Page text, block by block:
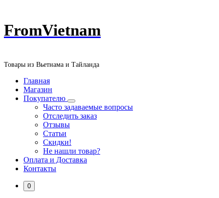
Перейти
к
FromVietnam
Товары из Вьетнама и Тайланда
Главная
Магазин
Покупателю
Часто задаваемые вопросы
Отследить заказ
Отзывы
Статьи
Скидки!
Не нашли товар?
Оплата и Доставка
Контакты
0